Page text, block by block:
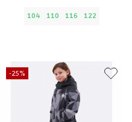
104 110 116 122
-25%